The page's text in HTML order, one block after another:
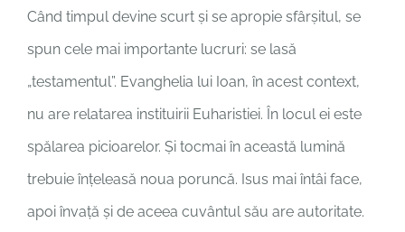
Când timpul devine scurt și se apropie sfârșitul, se
spun cele mai importante lucruri: se lasă
„testamentul”. Evanghelia lui Ioan, în acest context,
nu are relatarea instituirii Euharistiei. În locul ei este
spălarea picioarelor. Și tocmai în această lumină
trebuie înțeleasă noua poruncă. Isus mai întâi face,
apoi învață și de aceea cuvântul său are autoritate.